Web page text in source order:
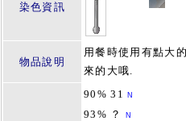
染色資訊
物品說明
用餐時使用有點大
來的大哦.
90% 31N
93% ？ N